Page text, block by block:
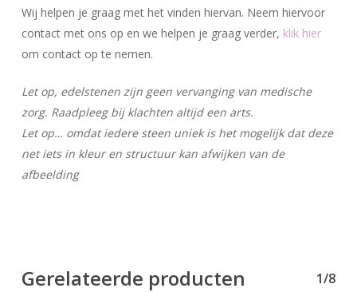
Wij helpen je graag met het vinden hiervan. Neem hiervoor
contact met ons op en we helpen je graag verder, klik hier
om contact op te nemen.
Let op, edelstenen zijn geen vervanging van medische
zorg. Raadpleeg bij klachten altijd een arts.
Let op… omdat iedere steen uniek is het mogelijk dat deze
net iets in kleur en structuur kan afwijken van de
afbeelding
Gerelateerde producten 1/8